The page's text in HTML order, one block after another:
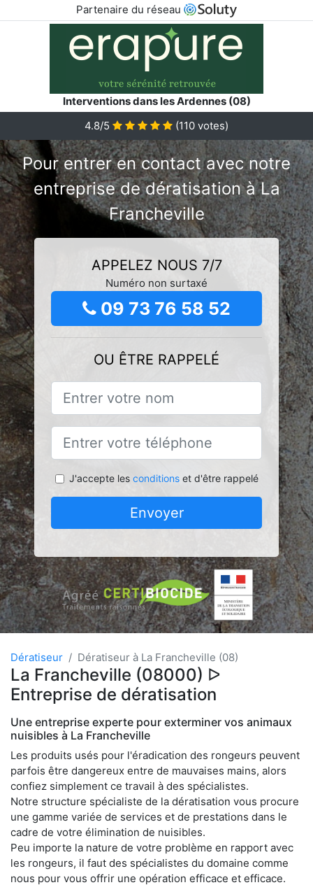
Partenaire du réseau
Interventions dans les Ardennes (08)
4.8/5
(110 votes)
Pour entrer en contact avec notre
entreprise de dératisation à La
Francheville
APPELEZ NOUS 7/7
Numéro non surtaxé
09 73 76 58 52
OU ÊTRE RAPPELÉ
J'accepte les conditionset d'être rappelé
Envoyer
Dératiseur Dératiseur à La Francheville (08)
La Francheville (08000) ᐅ
Entreprise de dératisation
Une entreprise experte pour exterminer vos animaux
nuisibles à La Francheville
Les produits usés pour l'éradication des rongeurs peuvent
parfois être dangereux entre de mauvaises mains, alors
confiez simplement ce travail à des spécialistes.
Notre structure spécialiste de la dératisation vous procure
une gamme variée de services et de prestations dans le
cadre de votre élimination de nuisibles.
Peu importe la nature de votre problème en rapport avec
les rongeurs, il faut des spécialistes du domaine comme
nous pour vous offrir une opération efficace et efficace.